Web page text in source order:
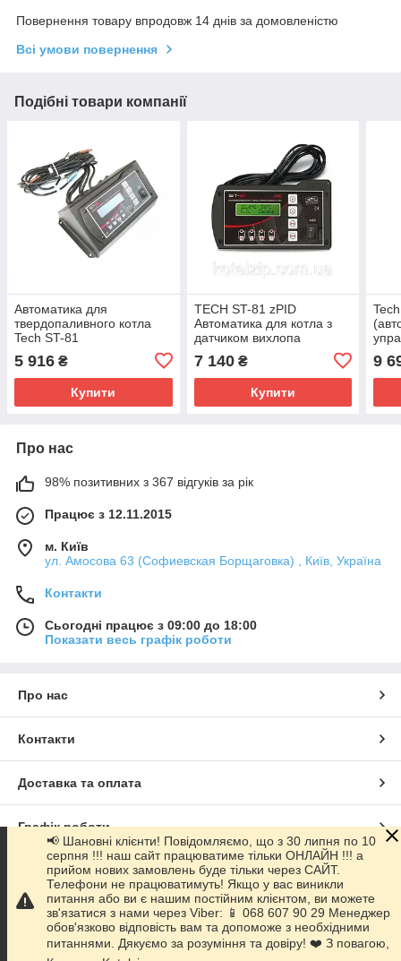
Повернення товару впродовж 14 днів за домовленістю
Всі умови повернення
Подібні товари компанії
Автоматика для
твердопаливного котла
Tech ST-81
5 916 ₴
Купити
TECH ST-81 zPID
Автоматика для котла з
датчиком вихлопа
7 140₴
Купити
9
Про нас
98% позитивних з 367 відгуків за рік
Працює з 12.11.2015
м. Київ
ул. Амосова 63 (Софиевская Борщаговка) , Київ, Україна
Контакти
Сьогодні працює з 09:00 до 18:00
Показати весь графік роботи
Про нас
Контакти
Доставка та оплата
Графік роботи
Повна версія сайту
Сайт створено на маркетплейсі Prom.ua
📢 Шановні клієнти! Повідомляємо, що з 30 липня по 10
серпня !!! наш сайт працюватиме тільки ОНЛАЙН !!! а
прийом нових замовлень буде тільки через САЙТ.
Телефони не працюватимуть! Якщо у вас виникли
питання або ви є нашим постійним клієнтом, ви можете
зв'язатися з нами через Viber: 📱 068 607 90 29 Менеджер
обов'язково відповість вам та допоможе з необхідними
питаннями. Дякуємо за розуміння та довіру! ❤️ З повагою,